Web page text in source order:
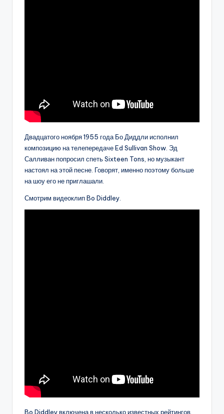
Двадцатого ноября 1955 года Бо Диддли исполнил
композицию на телепередаче Ed Sullivan Show. Эд
Салливан попросил спеть Sixteen Tons, но музыкант
настоял на этой песне. Говорят, именно поэтому больше
на шоу его не приглашали.
Смотрим видеоклип Bo Diddley.
Bo Diddley включена в несколько известных рейтингов,